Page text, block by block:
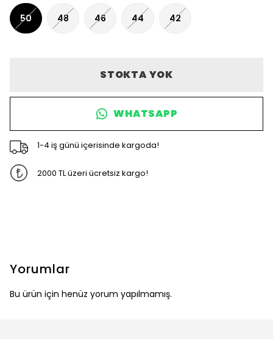
50 48 46 44 42
STOKTA YOK
WHATSAPP
1-4 iş günü içerisinde kargoda!
2000 TL üzeri ücretsiz kargo!
Yorumlar
Bu ürün için henüz yorum yapılmamış.